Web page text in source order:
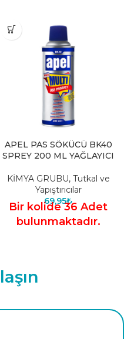
APEL PAS SÖKÜCÜ BK40
SPREY 200 ML YAĞLAYICI
KİMYA GRUBU, Tutkal ve
Yapıştırıcılar
69,95₺
Bir kolide 36 Adet
bulunmaktadır.